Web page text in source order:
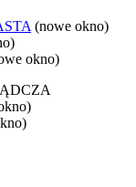
(nowe okno)
okno)